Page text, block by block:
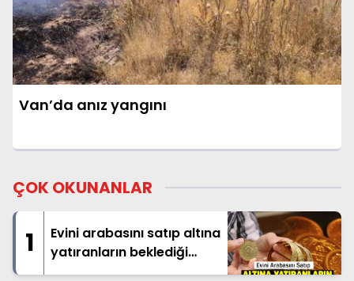
Van’da anız yangını
ÇOK OKUNANLAR
1
Evini arabasını satıp altına
yatıranların beklediği
haber geldi